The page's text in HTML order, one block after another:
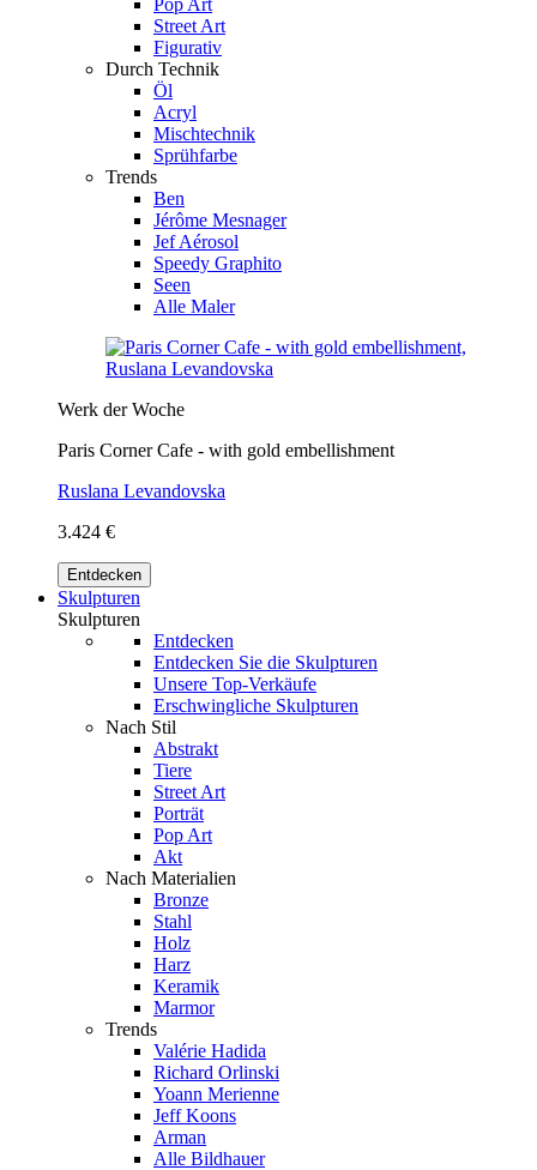
Street Art
Figurativ
Durch Technik
Öl
Acryl
Mischtechnik
Sprühfarbe
Trends
Ben
Jérôme Mesnager
Jef Aérosol
Speedy Graphito
Seen
Alle Maler
Werk der Woche
Paris Corner Cafe - with gold embellishment
Ruslana Levandovska
3.424 €
Entdecken
Skulpturen
Skulpturen
Entdecken
Entdecken Sie die Skulpturen
Unsere Top-Verkäufe
Erschwingliche Skulpturen
Nach Stil
Abstrakt
Tiere
Street Art
Porträt
Pop Art
Akt
Nach Materialien
Bronze
Stahl
Holz
Harz
Keramik
Marmor
Trends
Valérie Hadida
Richard Orlinski
Yoann Merienne
Jeff Koons
Arman
Alle Bildhauer